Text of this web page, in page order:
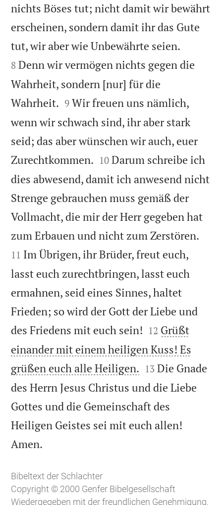
nichts Böses tut; nicht damit wir bewährt
erscheinen, sondern damit ihr das Gute
tut, wir aber wie Unbewährte seien.
8 Denn wir vermögen nichts gegen die
Wahrheit, sondern [nur] für die
Wahrheit. 

9 Wir freuen uns nämlich,
wenn wir schwach sind, ihr aber stark
seid; das aber wünschen wir auch, euer
Zurechtkommen. 

10 Darum schreibe ich
dies abwesend, damit ich anwesend nicht
Strenge gebrauchen muss gemäß der
Vollmacht, die mir der Herr gegeben hat
zum Erbauen und nicht zum Zerstören.
11 Im Übrigen, ihr Brüder, freut euch,
lasst euch zurechtbringen, lasst euch
ermahnen, seid eines Sinnes, haltet
Frieden; so wird der Gott der Liebe und
des Friedens mit euch sein! 

12 Grüßt
einander mit einem heiligen Kuss! Es
grüßen euch alle Heiligen. 

13 Die Gnade
des Herrn Jesus Christus und die Liebe
Gottes und die Gemeinschaft des
Heiligen Geistes sei mit euch allen!
Amen.
Bibeltext der Schlachter
Copyright © 2000 Genfer Bibelgesellschaft
Wiedergegeben mit der freundlichen Genehmigung.